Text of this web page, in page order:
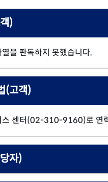
)
을 판독하지 못했습니다.
(고객)
스 센터(02-310-9160)로 연
자)